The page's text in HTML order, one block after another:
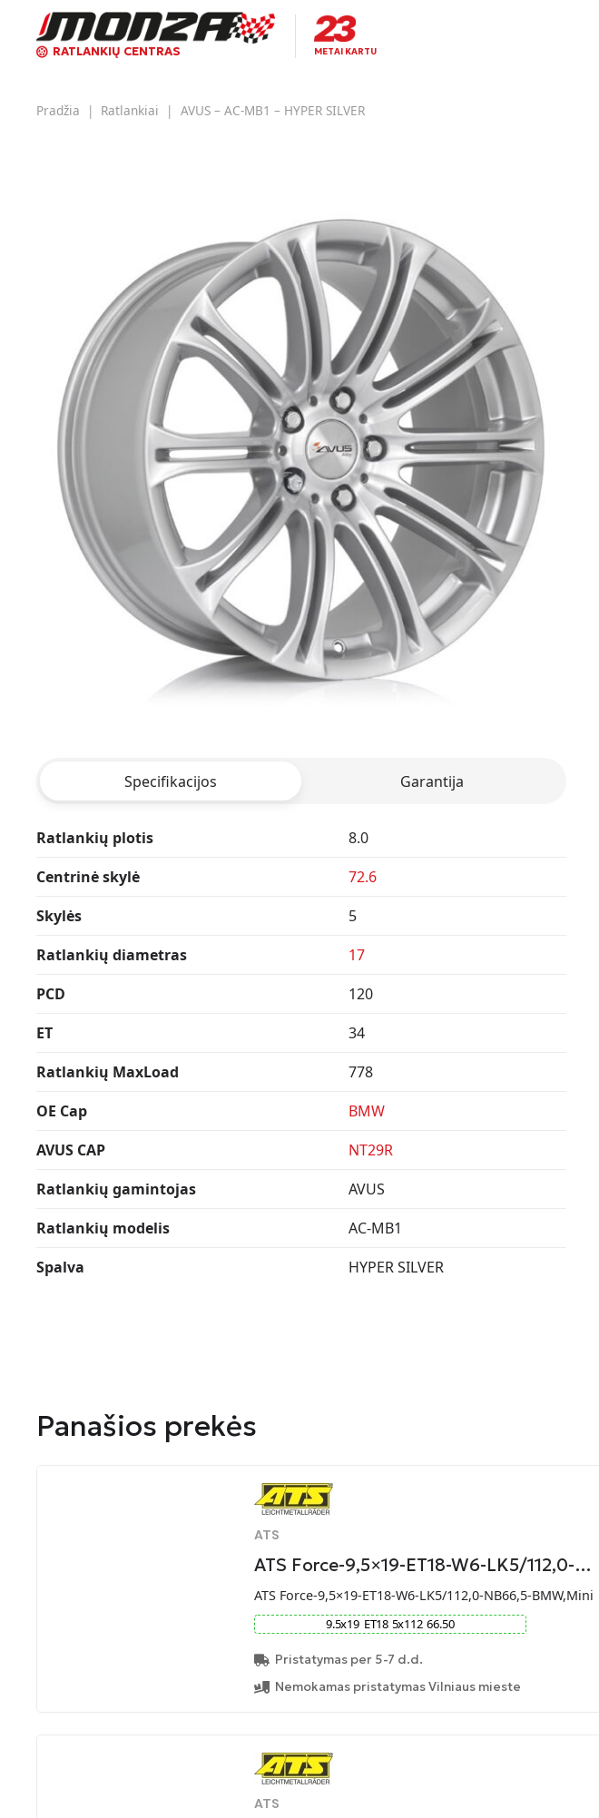
RATLANKIŲ CENTRAS METAI KARTU
Pradžia | Ratlankiai | AVUS – AC-MB1 – HYPER SILVER
Specifikacijos Garantija
Ratlankių plotis
8.0
Centrinė skylė
72.6
Skylės
5
Ratlankių diametras
17
PCD
120
ET
34
Ratlankių MaxLoad
778
OE Cap
BMW
AVUS CAP
NT29R
Ratlankių gamintojas
AVUS
Ratlankių modelis
AC-MB1
Spalva
HYPER SILVER
Panašios prekės
ATS
ATS Force-9,5×19-ET18-W6-LK5/112,0-…
ATS Force-9,5×19-ET18-W6-LK5/112,0-NB66,5-BMW,Mini
9.5x19 ET18 5x112 66.50
Pristatymas per 5-7 d.d.
Nemokamas pristatymas Vilniaus mieste
ATS